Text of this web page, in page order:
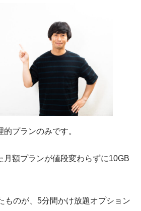
プランのみです。
月額プランが値段変わらずに10GB
ものが、5分間かけ放題オプション